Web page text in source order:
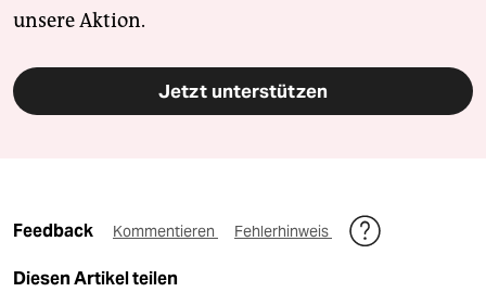
unsere Aktion.
Jetzt unterstützen
Feedback Kommentieren Fehlerhinweis
Diesen Artikel teilen